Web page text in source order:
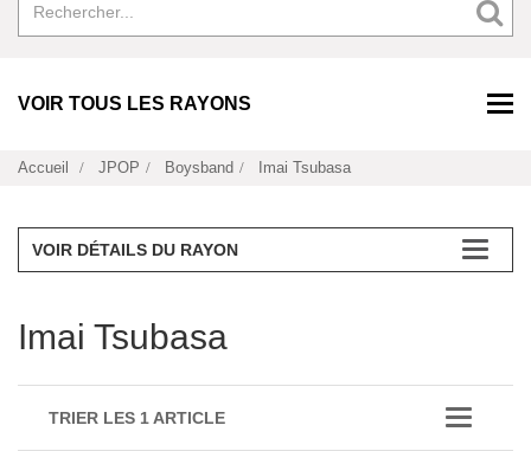
VOIR TOUS LES RAYONS
Accueil JPOP Boysband Imai Tsubasa
VOIR DÉTAILS DU RAYON
Imai Tsubasa
TRIER LES 1 ARTICLE